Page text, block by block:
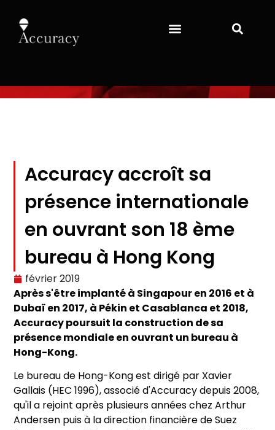
Accuracy accroît sa
présence internationale
en ouvrant son 18 ème
bureau à Hong Kong
février 2019
Après s'être implanté à Singapour en 2016 et à
Dubaï en 2017, à Pékin et Casablanca et 2018,
Accuracy poursuit la construction de sa
présence mondiale en ouvrant un bureau à
Hong-Kong.
Le bureau de Hong-Kong est dirigé par Xavier
Gallais (HEC 1996), associé d'Accuracy depuis 2008,
qu'il a rejoint après plusieurs années chez Arthur
Andersen puis à la direction financière de Suez